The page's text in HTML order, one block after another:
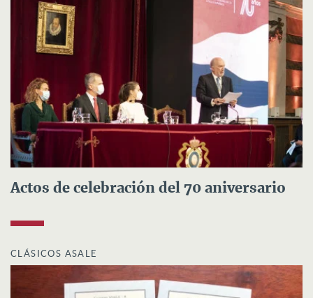
Actos de celebración del 70 aniversario
CLÁSICOS ASALE